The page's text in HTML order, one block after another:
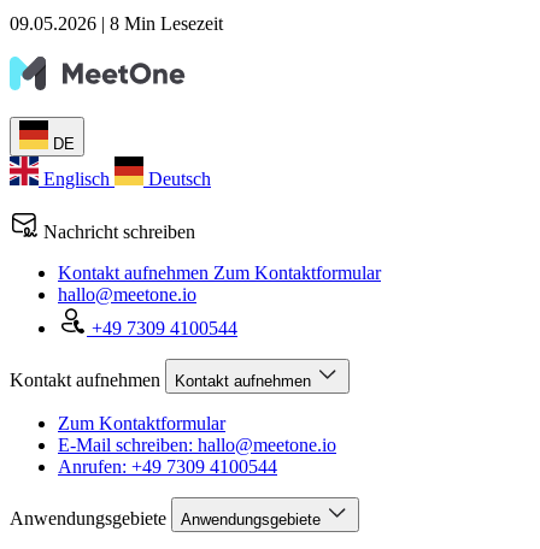
09.05.2026 | 8 Min Lesezeit
DE
Englisch Deutsch
Nachricht schreiben
Kontakt aufnehmen Zum Kontaktformular
hallo@meetone.io
+49 7309 4100544
Kontakt aufnehmen Kontakt aufnehmen
Zum Kontaktformular
E-Mail schreiben: hallo@meetone.io
Anrufen: +49 7309 4100544
Anwendungsgebiete Anwendungsgebiete